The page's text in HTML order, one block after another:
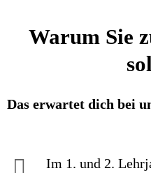
Warum Sie
Das erwartet dich bei
Im 1. und 2.